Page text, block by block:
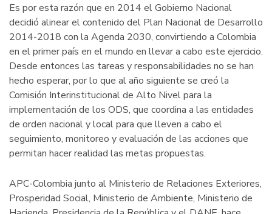
Es por esta razón que en 2014 el Gobierno Nacional
decidió alinear el contenido del Plan Nacional de Desarrollo
2014-2018 con la Agenda 2030, convirtiendo a Colombia
en el primer país en el mundo en llevar a cabo este ejercicio.
Desde entonces las tareas y responsabilidades no se han
hecho esperar, por lo que al año siguiente se creó la
Comisión Interinstitucional de Alto Nivel para la
implementación de los ODS, que coordina a las entidades
de orden nacional y local para que lleven a cabo el
seguimiento, monitoreo y evaluación de las acciones que
permitan hacer realidad las metas propuestas.
APC-Colombia junto al Ministerio de Relaciones Exteriores,
Prosperidad Social, Ministerio de Ambiente, Ministerio de